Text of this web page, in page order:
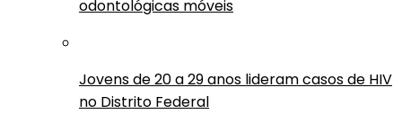
odontológicas móveis
Jovens de 20 a 29 anos lideram casos de HIV
no Distrito Federal